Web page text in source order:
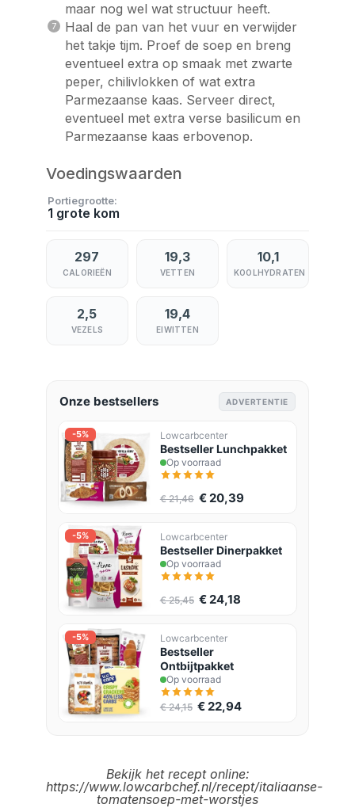
maar nog wel wat structuur heeft.
Haal de pan van het vuur en verwijder
het takje tijm. Proef de soep en breng
eventueel extra op smaak met zwarte
peper, chilivlokken of wat extra
Parmezaanse kaas. Serveer direct,
eventueel met extra verse basilicum en
Parmezaanse kaas erbovenop.
Voedingswaarden
Portiegrootte
1 grote kom
297
CALORIEËN
19,3
VETTEN
10,1
KOOLHYDRATEN
2,5
VEZELS
19,4
EIWITTEN
Onze bestsellers ADVERTENTIE
-5% Lowcarbcenter
Bestseller Lunchpakket
Op voorraad
€ 21,46 € 20,39
-5% Lowcarbcenter
Bestseller Dinerpakket
Op voorraad
€ 25,45 € 24,18
-5% Lowcarbcenter
Bestseller
Ontbijtpakket
Op voorraad
€ 24,15 € 22,94
Bekijk het recept online:
https://www.lowcarbchef.nl/recept/italiaanse-
tomatensoep-met-worstjes